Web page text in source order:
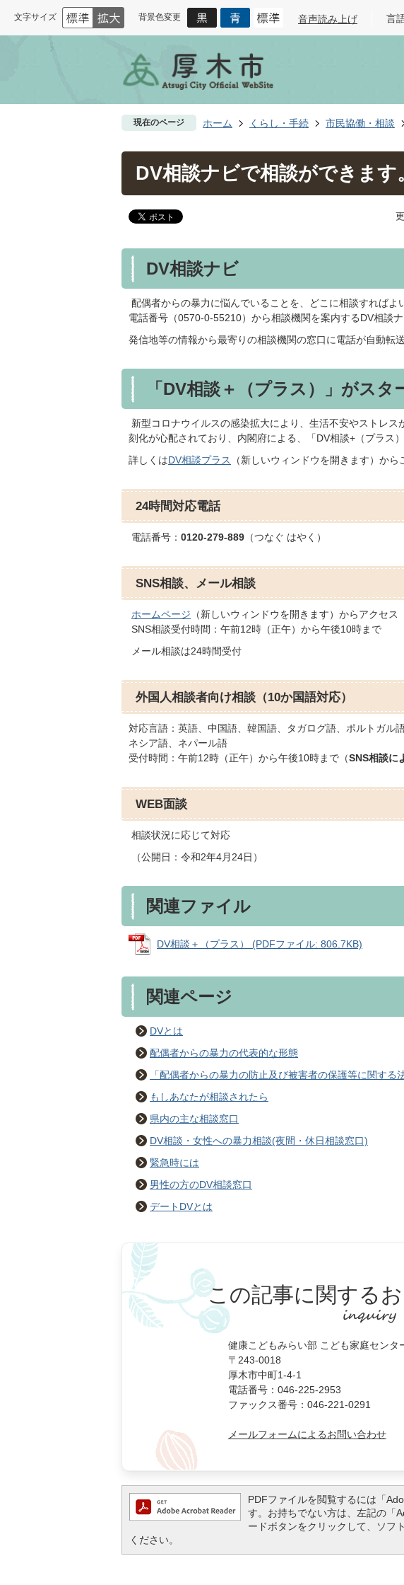
文字サイズ 背景色変更 音声読み上げ 言
現在のページ ホーム くらし・手続 市民協働・相談
DV相談ナビで相談ができます
DV相談ナビ
配偶者からの暴力に悩んでいることを、どこに相談すれば
電話番号（0570-0-55210）から相談機関を案内するDV相談
発信地等の情報から最寄りの相談機関の窓口に電話が自動転
「DV相談＋（プラス）」がスタ
新型コロナウイルスの感染拡大により、生活不安やストレ
刻化が心配されており、内閣府による、「DV相談+（プラス
詳しくはDV相談プラス （新しいウィンドウを開きます）から
24時間対応電話
電話番号： 0120-279-889 （つなぐ はやく）
SNS相談、メール相談
ホームページ （新しいウィンドウを開きます）からアクセス
SNS相談受付時間：午前12時（正午）から午後10時まで
メール相談は24時間受付
外国人相談者向け相談（10か国語対応）
対応言語：英語、中国語、韓国語、タガログ語、ポルトガル
ネシア語、ネパール語
受付時間：午前12時（正午）から午後10時まで（SNS相談に
WEB面談
相談状況に応じて対応
（公開日：令和2年4月24日）
関連ファイル
DV相談＋（プラス） (PDFファイル: 806.7KB)
関連ページ
DVとは
配偶者からの暴力の代表的な形態
「配偶者からの暴力の防止及び被害者の保護等に関する
もしあなたが相談されたら
県内の主な相談窓口
DV相談・女性への暴力相談(夜間・休日相談窓口)
緊急時には
男性の方のDV相談窓口
デートDVとは
この記事に関する
健康こどもみらい部 こども家庭センタ
〒243-0018
厚木市中町1-4-1
電話番号：046-225-2953
ファックス番号：046-221-0291
メールフォームによるお問い合わせ
PDFファイルを閲覧するには「
す。お持ちでない方は、左記の「
ードボタンをクリックして、ソフ
ください。